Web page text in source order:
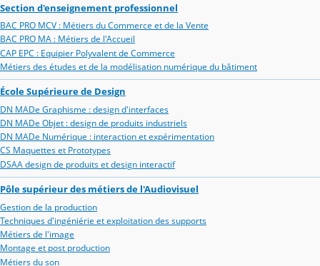
Section d'enseignement professionnel
BAC PRO MCV : Métiers du Commerce et de la Vente
BAC PRO MA : Métiers de l'Accueil
CAP EPC : Equipier Polyvalent de Commerce
Métiers des études et de la modélisation numérique du bâtiment
École Supérieure de Design
DN MADe Graphisme : design d'interfaces
DN MADe Objet : design de produits industriels
DN MADe Numérique : interaction et expérimentation
CS Maquettes et Prototypes
DSAA design de produits et design interactif
Pôle supérieur des métiers de l'Audiovisuel
Gestion de la production
Techniques d'ingéniérie et exploitation des supports
Métiers de l'image
Montage et post production
Métiers du son